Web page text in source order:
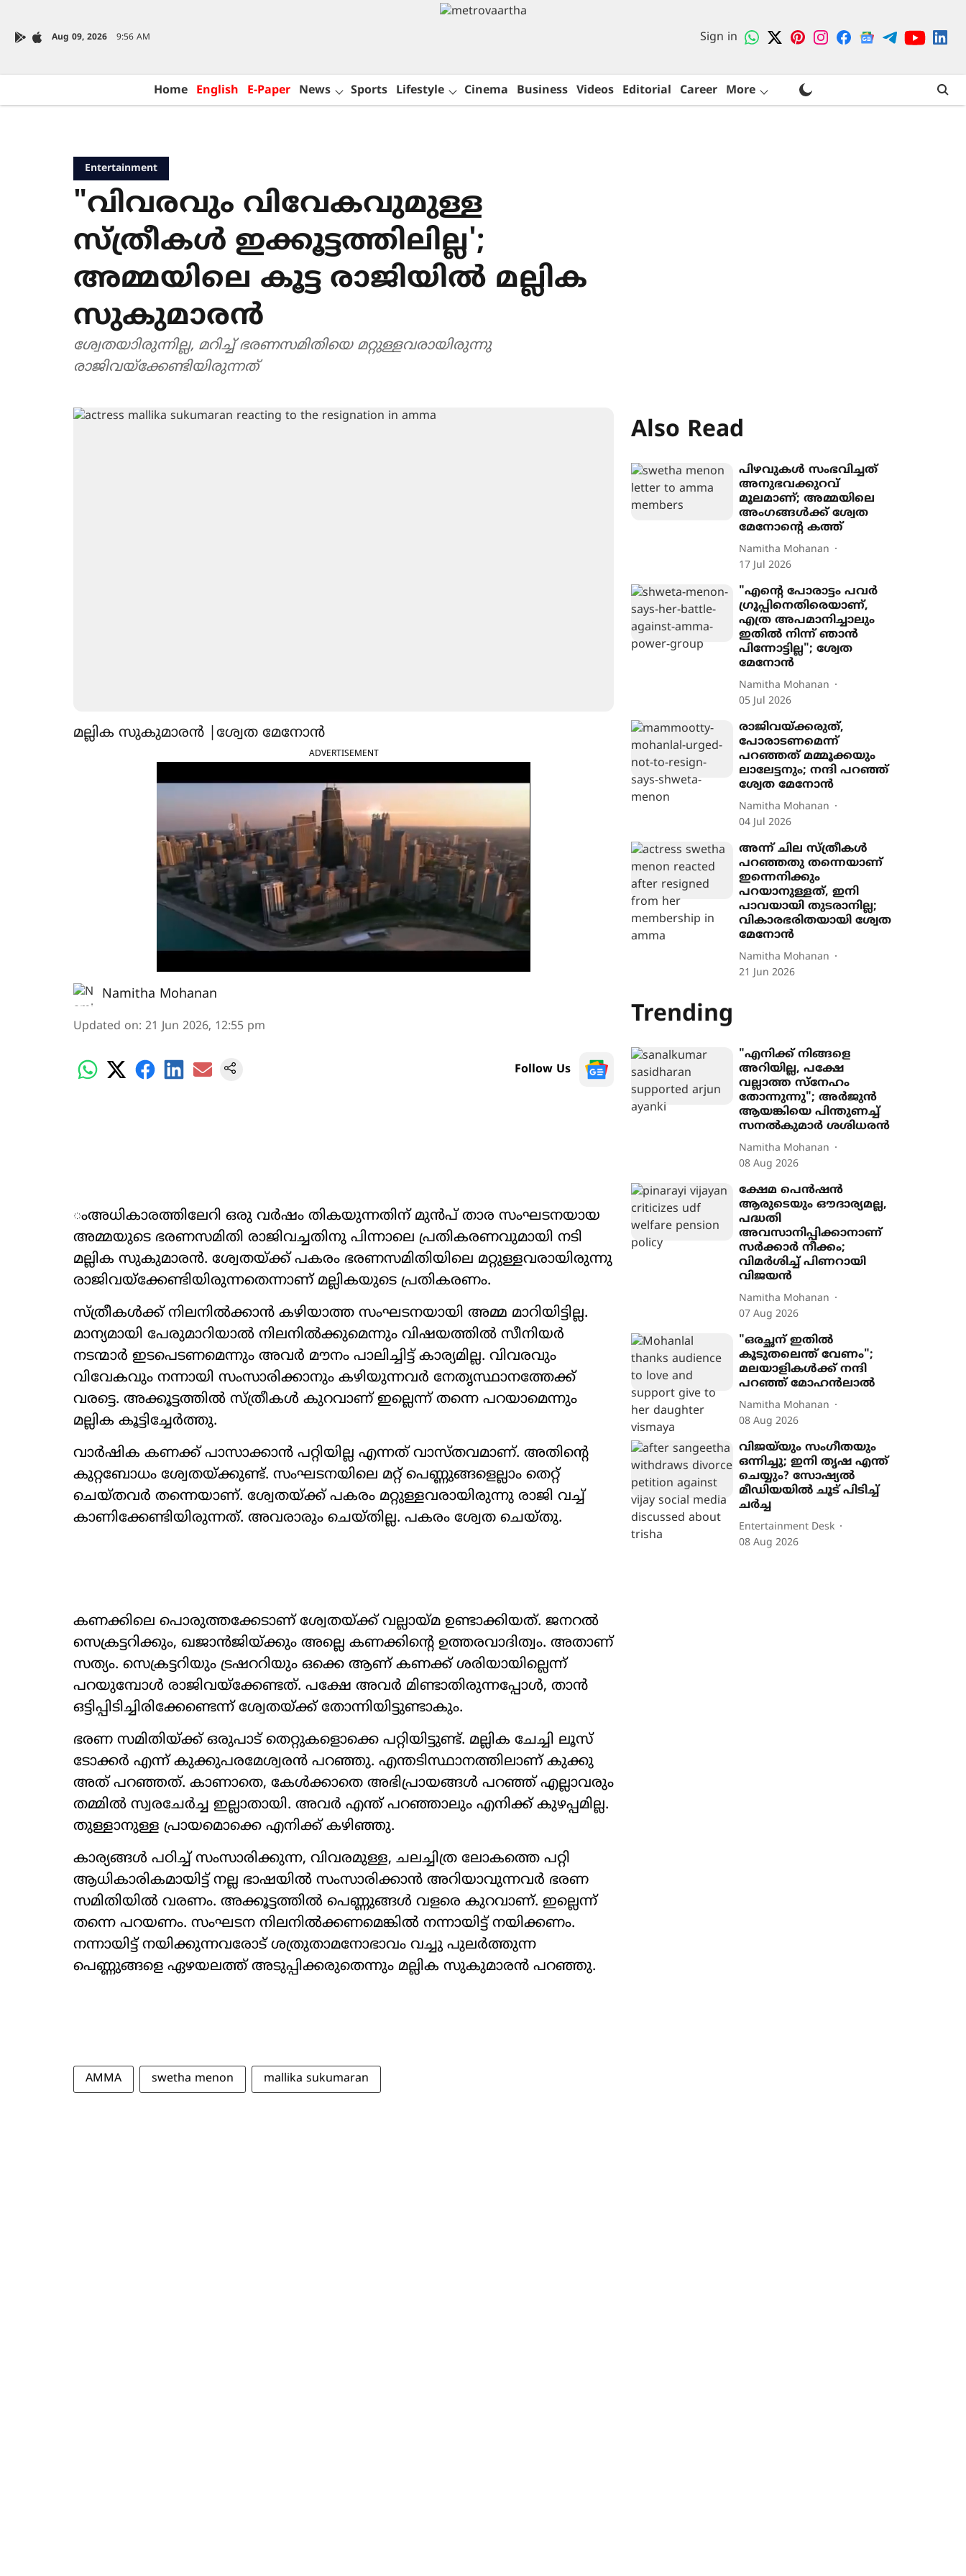
Aug 09, 2026 9:56 AM Sign in
Home English E-Paper News Sports Lifestyle Cinema Business Videos Editorial Career More
Entertainment
"വിവരവും വിവേകവുമുള്ള
സ്ത്രീകൾ ഇക്കൂട്ടത്തിലില്ല';
അമ്മയിലെ കൂട്ട രാജിയിൽ മല്ലിക
സുകുമാരൻ
ശ്വേതയാിരുന്നില്ല, മറിച്ച് ഭരണസമിതിയെ മറ്റുള്ളവരായിരുന്നു
രാജിവയ്ക്കേണ്ടിയിരുന്നത്
മല്ലിക സുകുമാരൻ |ശ്വേത മേനോൻ
ADVERTISEMENT
Namitha Mohanan
Updated on: 21 Jun 2026, 12:55 pm
Follow Us
ംഅധികാരത്തിലേറി ഒരു വർഷം തികയുന്നതിന് മുൻപ് താര സംഘടനയായ
അമ്മയുടെ ഭരണസമിതി രാജിവച്ചതിനു പിന്നാലെ പ്രതികരണവുമായി നടി
മല്ലിക സുകുമാരൻ. ശ്വേതയ്ക്ക് പകരം ഭരണസമിതിയിലെ മറ്റുള്ളവരായിരുന്നു
രാജിവയ്ക്കേണ്ടിയിരുന്നതെന്നാണ് മല്ലികയുടെ പ്രതികരണം.
സ്ത്രീകള്‍ക്ക് നിലനില്‍ക്കാന്‍ കഴിയാത്ത സംഘടനയായി അമ്മ മാറിയിട്ടില്ല.
മാന്യമായി പേരുമാറിയാൽ‌ നിലനില്‍ക്കുമെന്നും വിഷയത്തിൽ സീനിയർ
നടന്മാർ ഇടപെടണമെന്നും അവർ മൗനം പാലിച്ചിട്ട് കാര്യമില്ല. വിവരവും
വിവേകവും നന്നായി സംസാരിക്കാനും കഴിയുന്നവർ നേതൃസ്ഥാനത്തേക്ക്
വരട്ടെ. അക്കൂട്ടത്തിൽ സ്ത്രീകൾ കുറവാണ് ഇല്ലെന്ന് തന്നെ പറയാമെന്നും
മല്ലിക കൂട്ടിച്ചേർത്തു.
വാര്‍ഷിക കണക്ക് പാസാക്കാന്‍ പറ്റിയില്ല എന്നത് വാസ്തവമാണ്. അതിന്‍റെ
കുറ്റബോധം ശ്വേതയ്ക്കുണ്ട്. സംഘടനയിലെ മറ്റ് പെണ്ണുങ്ങളെല്ലാം തെറ്റ്
ചെയ്തവര്‍ തന്നെയാണ്. ശ്വേതയ്ക്ക് പകരം മറ്റുള്ളവരായിരുന്നു രാജി വച്ച്
കാണിക്കേണ്ടിയിരുന്നത്. അവരാരും ചെയ്തില്ല. പകരം ശ്വേത ചെയ്തു.
കണക്കിലെ പൊരുത്തക്കേടാണ് ശ്വേതയ്ക്ക് വല്ലായ്മ ഉണ്ടാക്കിയത്. ജനറല്‍
സെക്രട്ടറിക്കും, ഖജാന്‍ജിയ്ക്കും അല്ലെ കണക്കിന്‍റെ ഉത്തരവാദിത്വം. അതാണ്
സത്യം. സെക്രട്ടറിയും ട്രഷററിയും ഒക്കെ ആണ് കണക്ക് ശരിയായില്ലെന്ന്
പറയുമ്പോള്‍ രാജിവയ്ക്കേണ്ടത്. പക്ഷേ അവര്‍ മിണ്ടാതിരുന്നപ്പോള്‍, താന്‍
ഒട്ടിപ്പിടിച്ചിരിക്കേണ്ടെന്ന് ശ്വേതയ്ക്ക് തോന്നിയിട്ടുണ്ടാകും.
ഭരണ സമിതിയ്ക്ക് ഒരുപാട് തെറ്റുകളൊക്കെ പറ്റിയിട്ടുണ്ട്. മല്ലിക ചേച്ചി ലൂസ്
ടോക്കര്‍ എന്ന് കുക്കുപരമേശ്വരന്‍ പറഞ്ഞു. എന്തടിസ്ഥാനത്തിലാണ് കുക്കു
അത് പറഞ്ഞത്. കാണാതെ, കേള്‍ക്കാതെ അഭിപ്രായങ്ങള്‍ പറഞ്ഞ് എല്ലാവരും
തമ്മില്‍ സ്വരചേര്‍ച്ച ഇല്ലാതായി. അവര്‍ എന്ത് പറഞ്ഞാലും എനിക്ക് കുഴപ്പമില്ല.
തുള്ളാനുള്ള പ്രായമൊക്കെ എനിക്ക് കഴിഞ്ഞു.
കാര്യങ്ങള്‍ പഠിച്ച് സംസാരിക്കുന്ന, വിവരമുള്ള, ചലച്ചിത്ര ലോകത്തെ പറ്റി
ആധികാരികമായിട്ട് നല്ല ഭാഷയില്‍ സംസാരിക്കാന്‍ അറിയാവുന്നവര്‍ ഭരണ
സമിതിയില്‍ വരണം. അക്കൂട്ടത്തില്‍ പെണ്ണുങ്ങള്‍ വളരെ കുറവാണ്. ഇല്ലെന്ന്
തന്നെ പറയണം. സംഘടന നിലനില്‍ക്കണമെങ്കില്‍ നന്നായിട്ട് നയിക്കണം.
നന്നായിട്ട് നയിക്കുന്നവരോട് ശത്രുതാമനോഭാവം വച്ചു പുലര്‍ത്തുന്ന
പെണ്ണുങ്ങളെ ഏഴയലത്ത് അടുപ്പിക്കരുതെന്നും മല്ലിക സുകുമാരൻ പറഞ്ഞു.
AMMA swetha menon mallika sukumaran
Also Read
പിഴവുകൾ സംഭവിച്ചത്
അനുഭവക്കുറവ്
മൂലമാണ്; അമ്മയിലെ
അംഗങ്ങൾക്ക് ശ്വേത
മേനോന്‍റെ കത്ത്
Namitha Mohanan
17 Jul 2026
"എന്‍റെ പോരാട്ടം പവർ
ഗ്രൂപ്പിനെതിരെയാണ്,
എത്ര അപമാനിച്ചാലും
ഇതിൽ നിന്ന് ഞാൻ
പിന്നോട്ടില്ല"; ശ്വേത
മേനോൻ
Namitha Mohanan
05 Jul 2026
രാജിവയ്ക്കരുത്,
പോരാടണമെന്ന്
പറഞ്ഞത് മമ്മൂക്കയും
ലാലേട്ടനും; നന്ദി പറഞ്ഞ്
ശ്വേത മേനോൻ
Namitha Mohanan
04 Jul 2026
അന്ന് ചില സ്ത്രീകൾ
പറഞ്ഞതു തന്നെയാണ്
ഇന്നെനിക്കും
പറയാനുള്ളത്, ഇനി
പാവയായി തുടരാനില്ല;
വികാരഭരിതയായി ശ്വേത
മേനോൻ
Namitha Mohanan
21 Jun 2026
Trending
"എനിക്ക് നിങ്ങളെ
അറിയില്ല, പക്ഷേ
വല്ലാത്ത സ്നേഹം
തോന്നുന്നു"; അർജുൻ
ആയങ്കിയെ പിന്തുണച്ച്
സനൽകുമാർ ശശിധരൻ
Namitha Mohanan
08 Aug 2026
ക്ഷേമ പെൻഷൻ
ആരുടെയും ഔദാര്യമല്ല,
പദ്ധതി
അവസാനിപ്പിക്കാനാണ്
സർക്കാർ നീക്കം;
വിമർശിച്ച് പിണറായി
വിജയൻ
Namitha Mohanan
07 Aug 2026
"ഒരച്ഛന് ഇതില്‍
കൂടുതലെന്ത് വേണം";
മലയാളികൾക്ക് നന്ദി
പറഞ്ഞ് മോഹന്‍ലാല്‍
Namitha Mohanan
08 Aug 2026
വിജയ്‌യും സംഗീതയും
ഒന്നിച്ചു; ഇനി തൃഷ എന്ത്
ചെയ്യും? സോഷ്യൽ
മീഡിയയിൽ ചൂട് പിടിച്ച്
ചർച്ച
Entertainment Desk
08 Aug 2026